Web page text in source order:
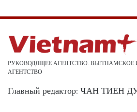
РУКОВОДЯЩЕЕ АГЕНТСТВО:
АГЕНТСТВО
Главный редактор: ЧАН ТИЕН